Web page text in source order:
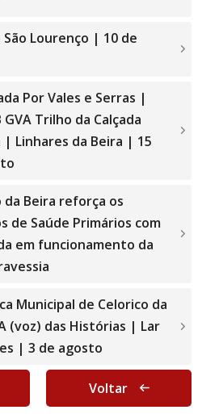
São Lourenço | 10 de
Por Vales e Serras |
GVA Trilho da Calçada
| Linhares da Beira | 15
da Beira reforça os
de Saúde Primários com
em funcionamento da
Municipal de Celorico da
(voz) das Histórias | Lar
| 3 de agosto
Voltar